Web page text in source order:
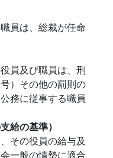
員は、総裁が任命
員及び職員は、刑
）その他の罰則の
務に従事する職員
給の基準）
その役員の給与及
一般の情勢に適合